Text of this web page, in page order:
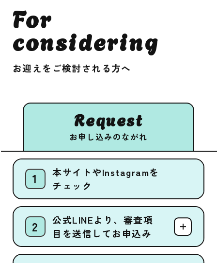
For
considering
お迎えをご検討される方へ
Request
お申し込みのながれ
本サイトやInstagramを
チェック
公式LINEより、審査項
目を送信してお申込み